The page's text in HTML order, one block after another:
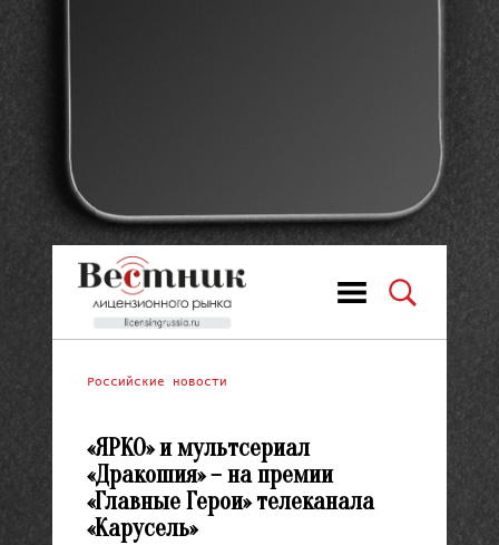
Российские новости
«ЯРКО» и мультсериал
«Дракошия» – на премии
«Главные Герои» телеканала
«Карусель»